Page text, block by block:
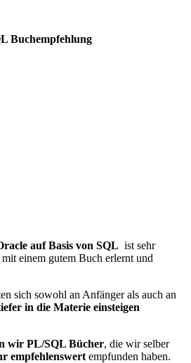
Buchempfehlung
auf Basis von SQL ist sehr
einem gutem Buch erlernt und
sich sowohl an Anfänger als auch an
in die Materie einsteigen
wir PL/SQL Bücher, die wir selber
empfehlenswert empfunden haben.